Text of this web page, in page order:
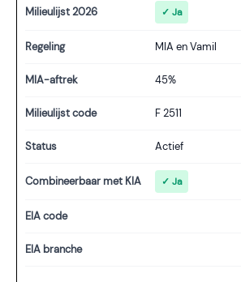
Milieulijst 2026 ✓ Ja
Regeling MIA en Vamil
MIA-aftrek 45%
Milieulijst code F 2511
Status Actief
Combineerbaar met KIA ✓ Ja
EIA code
EIA branche